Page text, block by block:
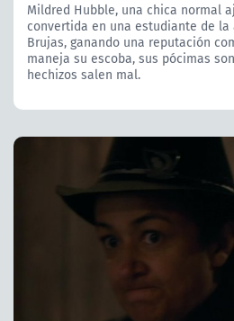
Mildred Hubble, una chica normal
convertida en una estudiante de la
Brujas, ganando una reputación
maneja su escoba, sus pócimas
hechizos salen mal.